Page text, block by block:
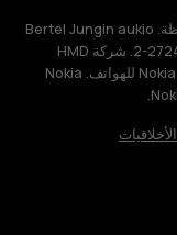
TM و © 2026 HMD Global. جميع الحقوق محفوظة. Bertel Jungin aukio
9, 02600 Espoo, Finland. مُعرِّف الشركة: 2724044-2. شركة HMD
Global Oy حاصلة على ترخيص من الاسم التجاري Nokia للهواتف. Nokia
الأخلاقيات